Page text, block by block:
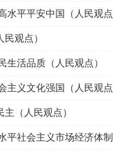
水平平安中国（人民观
观点）
生活品质（人民观点）
主义文化强国（人民观
（人民观点）
平社会主义市场经济体制